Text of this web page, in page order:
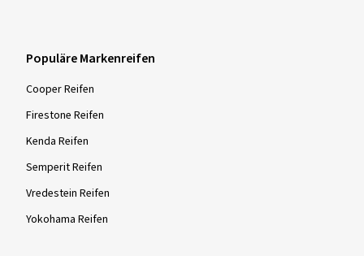
Populäre Markenreifen
Cooper Reifen
Firestone Reifen
Kenda Reifen
Semperit Reifen
Vredestein Reifen
Yokohama Reifen